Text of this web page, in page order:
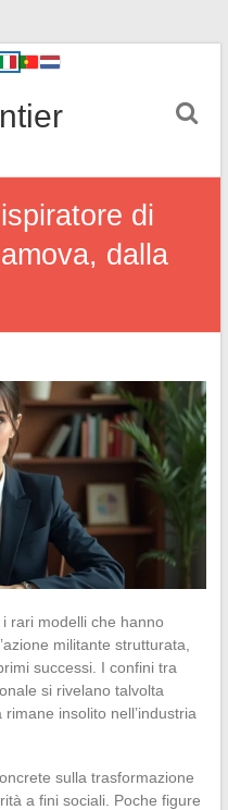
di
dalla
rari modelli che hanno
militante strutturata,
successi. I confini tra
si rivelano talvolta
insolito nell’industria
sulla trasformazione
a fini sociali. Poche figure